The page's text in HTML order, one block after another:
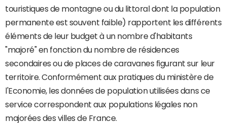
touristiques de montagne ou du littoral dont la population
permanente est souvent faible) rapportent les différents
éléments de leur budget à un nombre d'habitants
"majoré" en fonction du nombre de résidences
secondaires ou de places de caravanes figurant sur leur
territoire. Conformément aux pratiques du ministère de
l'Economie, les données de population utilisées dans ce
service correspondent aux populations légales non
majorées des villes de France.